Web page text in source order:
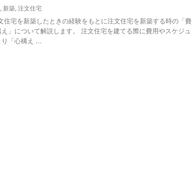
, 新築, 注文住宅
住宅を新築したときの経験をもとに注文住宅を新築する時の「費
」について解説します。 注文住宅を建てる際に費用やスケジュ
「心構え ...